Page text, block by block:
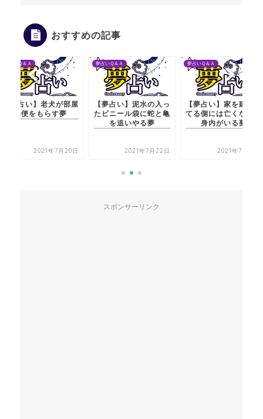
おすすめの記事
夢占いＱ＆Ａ
【夢占い】老犬が部屋
で便をもらす夢
2021年7月20日
夢占いＱ＆Ａ
【夢占い】泥水の入っ
たビニール袋に蛇と亀
を追いやる夢
2021年7月22日
夢占いＱ＆Ａ
【夢占い】家を建築し
てる側には亡くなった
身内がいる夢
2021年7月21日
スポンサーリンク